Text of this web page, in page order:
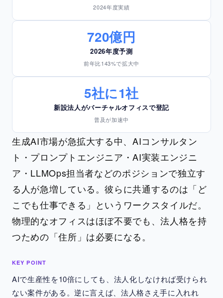
2024年度実績
720億円
2026年度予測
前年比143%で拡大中
5社に1社
新設法人がバーチャルオフィスで登記
普及が加速中
生成AI市場が急拡大する中、AIコンサルタン
ト・プロンプトエンジニア・AI実装エンジニ
ア・LLMOps担当者などのポジションで独立す
る人が急増している。彼らに共通するのは「ど
こでも仕事できる」というワークスタイルだ。
物理的なオフィスはほぼ不要でも、法人格を持
つための「住所」は必要になる。
KEY POINT
AIで生産性を10倍にしても、法人化しなければ受けられ
ない案件がある。逆に言えば、法人格さえ手に入れれ